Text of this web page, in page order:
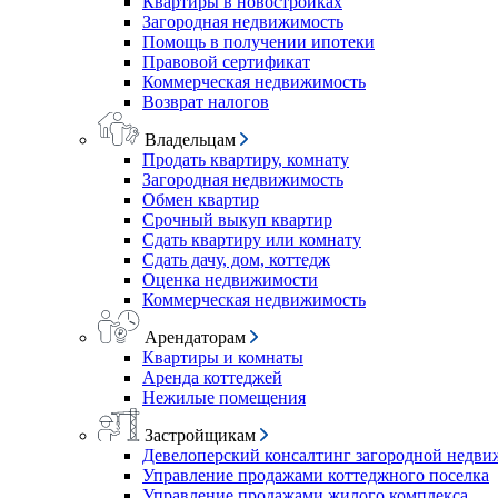
Загородная недвижимость
Помощь в получении ипотеки
Правовой сертификат
Коммерческая недвижимость
Возврат налогов
Владельцам
Продать квартиру, комнату
Загородная недвижимость
Обмен квартир
Срочный выкуп квартир
Сдать квартиру или комнату
Сдать дачу, дом, коттедж
Оценка недвижимости
Коммерческая недвижимость
Арендаторам
Квартиры и комнаты
Аренда коттеджей
Нежилые помещения
Застройщикам
Девелоперский консалтинг загородной
Управление продажами коттеджного поселка